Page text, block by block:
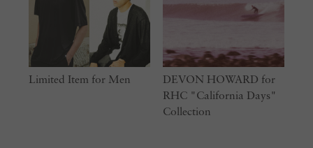
Limited Item for Men
DEVON HOWARD for
RHC "California Days"
Collection